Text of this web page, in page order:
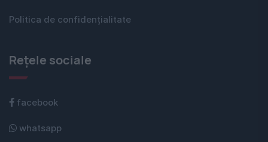
Politica de confidențialitate
Rețele sociale
facebook
whatsapp